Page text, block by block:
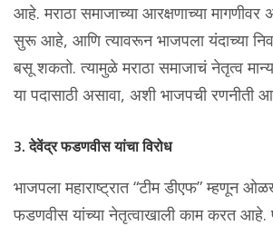
आहे. मराठा समाजाच्या आरक्षणाच्या
सुरू आहे, आणि त्यावरून भाजपला यंदाच्या
बसू शकतो. त्यामुळे मराठा समाजाचं नेतृत्व
या पदासाठी असावा, अशी भाजपची रणनीती
3. देवेंद्र फडणवीस यांचा विरोध
भाजपला महाराष्ट्रात “टीम डीएफ” म्हणून
फडणवीस यांच्या नेतृत्वाखाली काम करत आहे.